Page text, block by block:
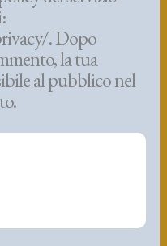
. Dopo
la tua
al pubblico nel